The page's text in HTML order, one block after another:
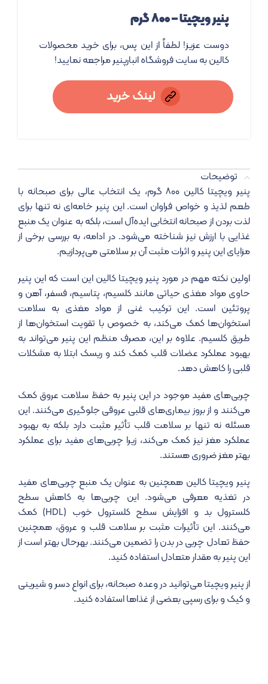
پنیر ویچیتا – ۸۰۰ گرم
دوست عزیز! لطفاً از این پس، برای خرید محصولات
کالین به سایت فروشگاه انبارپنیر مراجعه نمایید!
لینک خرید
توضیحات
پنیر ویچیتا کالین ۸۰۰ گرم، یک انتخاب عالی برای صبحانه با
طعم لذیذ و خواص فراوان است. این پنیر خامه‌ای نه تنها برای
لذت بردن از صبحانه انتخابی ایده‌آل است، بلکه به عنوان یک منبع
غذایی با ارزش نیز شناخته می‌شود. در ادامه، به بررسی برخی از
مزایای این پنیر و اثرات مثبت آن بر سلامتی می‌پردازیم.
اولین نکته مهم در مورد پنیر ویچیتا کالین این است که این پنیر
حاوی مواد مغذی حیاتی مانند کلسیم، پتاسیم، فسفر، آهن و
پروتئین است. این ترکیب غنی از مواد مغذی به سلامت
استخوان‌ها کمک می‌کند، به خصوص با تقویت استخوان‌ها از
طریق کلسیم. علاوه بر این، مصرف منظم این پنیر می‌تواند به
بهبود عملکرد عضلات قلب کمک کند و ریسک ابتلا به مشکلات
قلبی را کاهش دهد.
چربی‌های مفید موجود در این پنیر به حفظ سلامت عروق کمک
می‌کنند و از بروز بیماری‌های قلبی عروقی جلوگیری می‌کنند. این
مسئله نه تنها بر سلامت قلب تأثیر مثبت دارد بلکه به بهبود
عملکرد مغز نیز کمک می‌کند، زیرا چربی‌های مفید برای عملکرد
بهتر مغز ضروری هستند.
پنیر ویچیتا کالین همچنین به عنوان یک منبع چربی‌های مفید
در تغذیه معرفی می‌شود. این چربی‌ها به کاهش سطح
کلسترول بد و افزایش سطح کلسترول خوب (HDL) کمک
می‌کنند. این تأثیرات مثبت بر سلامت قلب و عروق، همچنین
حفظ تعادل چربی در بدن را تضمین می‌کنند. بهرحال بهتر است از
این پنیر به مقدار متعادل استفاده کنید.
از پنیر ویچیتا می‌توانید در وعده صبحانه، برای انواع دسر و شیرینی
و کیک و برای رسپی بعضی از غذاها استفاده کنید.